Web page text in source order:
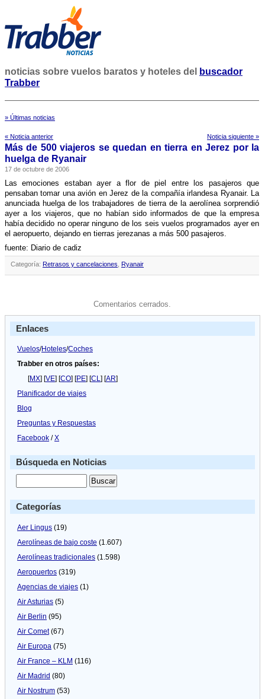
noticias sobre vuelos baratos y hoteles del
buscador
Trabber
» Últimas noticias
« Noticia anterior Noticia siguiente »
Más de 500 viajeros se quedan en tierra en Jerez por la
huelga de Ryanair
17 de octubre de 2006
Las emociones estaban ayer a flor de piel entre los pasajeros que
pensaban tomar una avión en Jerez de la compañí­a irlandesa Ryanair. La
anunciada huelga de los trabajadores de tierra de la aerolí­nea sorprendió
ayer a los viajeros, que no habí­an sido informados de que la empresa
habí­a decidido no operar ninguno de los seis vuelos programados ayer en
el aeropuerto, dejando en tierras jerezanas a más 500 pasajeros.
fuente: Diario de cadiz
Categoría: Retrasos y cancelaciones Ryanair
Comentarios cerrados.
Enlaces
Vuelos/Hoteles/Coches
Trabber en otros países:
[MX] [VE] [CO] [PE] [CL] [AR]
Planificador de viajes
Blog
Preguntas y Respuestas
Facebook /X
Búsqueda en Noticias
Categorías
Aer Lingus (19)
Aerolíneas de bajo coste (1.607)
Aerolíneas tradicionales (1.598)
Aeropuertos (319)
Agencias de viajes (1)
Air Asturias (5)
Air Berlin (95)
Air Comet(67)
Air Europa (75)
Air France – KLM (116)
Air Madrid (80)
Air Nostrum (53)